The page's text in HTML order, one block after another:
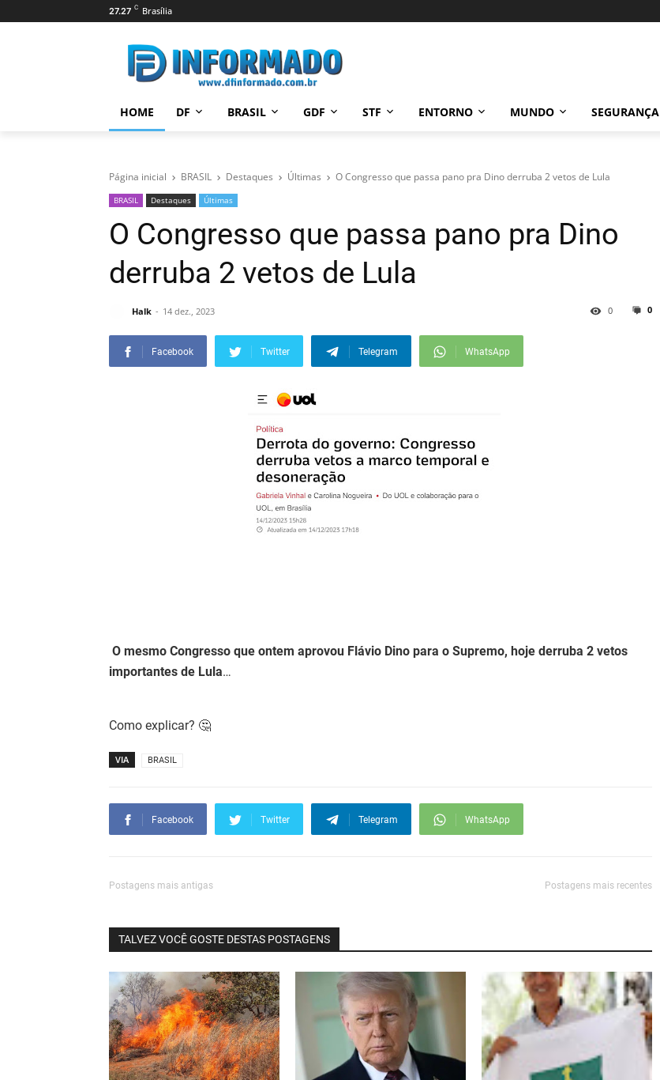
27.27 C Brasília
HOME DF BRASIL GDF STF ENTORNO MUNDO SEGURANÇA
Página inicial BRASIL Destaques Últimas O Congresso que passa pano pra Dino derruba 2 vetos de Lula
BRASIL Destaques Últimas
O Congresso que passa pano pra Dino
derruba 2 vetos de Lula
Halk 14 dez., 2023 0
0
Facebook Twitter Telegram WhatsApp
O mesmo Congresso que ontem aprovou Flávio Dino para o Supremo, hoje derruba 2 vetos
importantes de Lula…
Como explicar? 🤔
VIA BRASIL
Facebook Twitter Telegram WhatsApp
Postagens mais antigas Postagens mais recentes
TALVEZ VOCÊ GOSTE DESTAS POSTAGENS